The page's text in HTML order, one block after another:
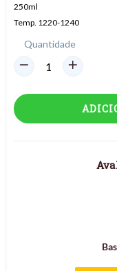
250ml
Temp. 1220-1240
Quantidade